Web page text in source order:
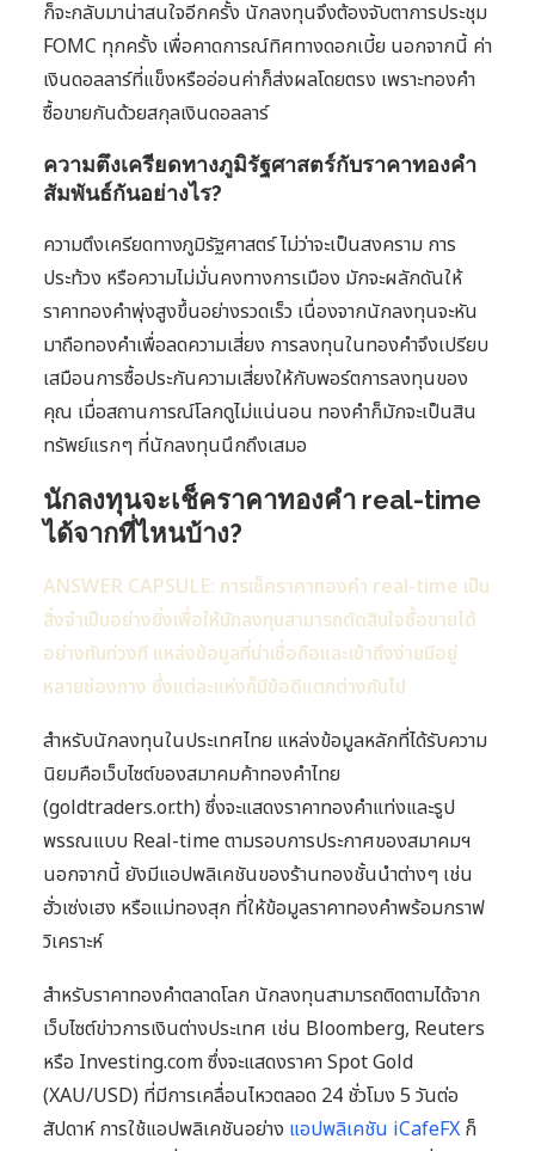
ก็จะกลับมาน่าสนใจอีกครั้ง นักลงทุนจึงต้องจับตาการประชุม
FOMC ทุกครั้ง เพื่อคาดการณ์ทิศทางดอกเบี้ย นอกจากนี้ ค่า
เงินดอลลาร์ที่แข็งหรืออ่อนค่าก็ส่งผลโดยตรง เพราะทองคำ
ซื้อขายกันด้วยสกุลเงินดอลลาร์
ความตึงเครียดทางภูมิรัฐศาสตร์กับราคาทองคำ
สัมพันธ์กันอย่างไร?
ความตึงเครียดทางภูมิรัฐศาสตร์ ไม่ว่าจะเป็นสงคราม การ
ประท้วง หรือความไม่มั่นคงทางการเมือง มักจะผลักดันให้
ราคาทองคำพุ่งสูงขึ้นอย่างรวดเร็ว เนื่องจากนักลงทุนจะหัน
มาถือทองคำเพื่อลดความเสี่ยง การลงทุนในทองคำจึงเปรียบ
เสมือนการซื้อประกันความเสี่ยงให้กับพอร์ตการลงทุนของ
คุณ เมื่อสถานการณ์โลกดูไม่แน่นอน ทองคำก็มักจะเป็นสิน
ทรัพย์แรกๆ ที่นักลงทุนนึกถึงเสมอ
นักลงทุนจะเช็คราคาทองคำ real-time
ได้จากที่ไหนบ้าง?
ANSWER CAPSULE: การเช็คราคาทองคำ real-time เป็น
สิ่งจำเป็นอย่างยิ่งเพื่อให้นักลงทุนสามารถตัดสินใจซื้อขายได้
อย่างทันท่วงที แหล่งข้อมูลที่น่าเชื่อถือและเข้าถึงง่ายมีอยู่
หลายช่องทาง ซึ่งแต่ละแห่งก็มีข้อดีแตกต่างกันไป
สำหรับนักลงทุนในประเทศไทย แหล่งข้อมูลหลักที่ได้รับความ
นิยมคือเว็บไซต์ของสมาคมค้าทองคำไทย
(goldtraders.or.th) ซึ่งจะแสดงราคาทองคำแท่งและรูป
พรรณแบบ Real-time ตามรอบการประกาศของสมาคมฯ
นอกจากนี้ ยังมีแอปพลิเคชันของร้านทองชั้นนำต่างๆ เช่น
ฮั่วเซ่งเฮง หรือแม่ทองสุก ที่ให้ข้อมูลราคาทองคำพร้อมกราฟ
วิเคราะห์
สำหรับราคาทองคำตลาดโลก นักลงทุนสามารถติดตามได้จาก
เว็บไซต์ข่าวการเงินต่างประเทศ เช่น Bloomberg, Reuters
หรือ Investing.com ซึ่งจะแสดงราคา Spot Gold
(XAU/USD) ที่มีการเคลื่อนไหวตลอด 24 ชั่วโมง 5 วันต่อ
สัปดาห์ การใช้แอปพลิเคชันอย่าง แอปพลิเคชัน iCafeFX ก็